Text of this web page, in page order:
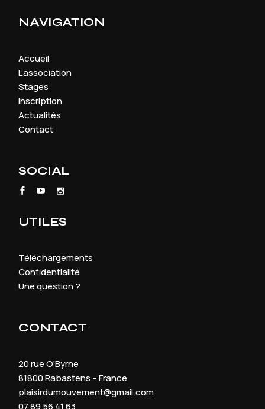
NAVIGATION
Accueil
L’association
Stages
Inscription
Actualités
Contact
SOCIAL
UTILES
Téléchargements
Confidentialité
Une question ?
CONTACT
20 rue O’Byrne
81800 Rabastens – France
plaisirdumouvement@gmail.com
07 89 56 41 63